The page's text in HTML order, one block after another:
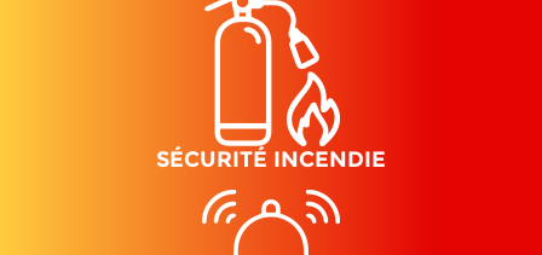
SÉCURITÉ INCENDIE